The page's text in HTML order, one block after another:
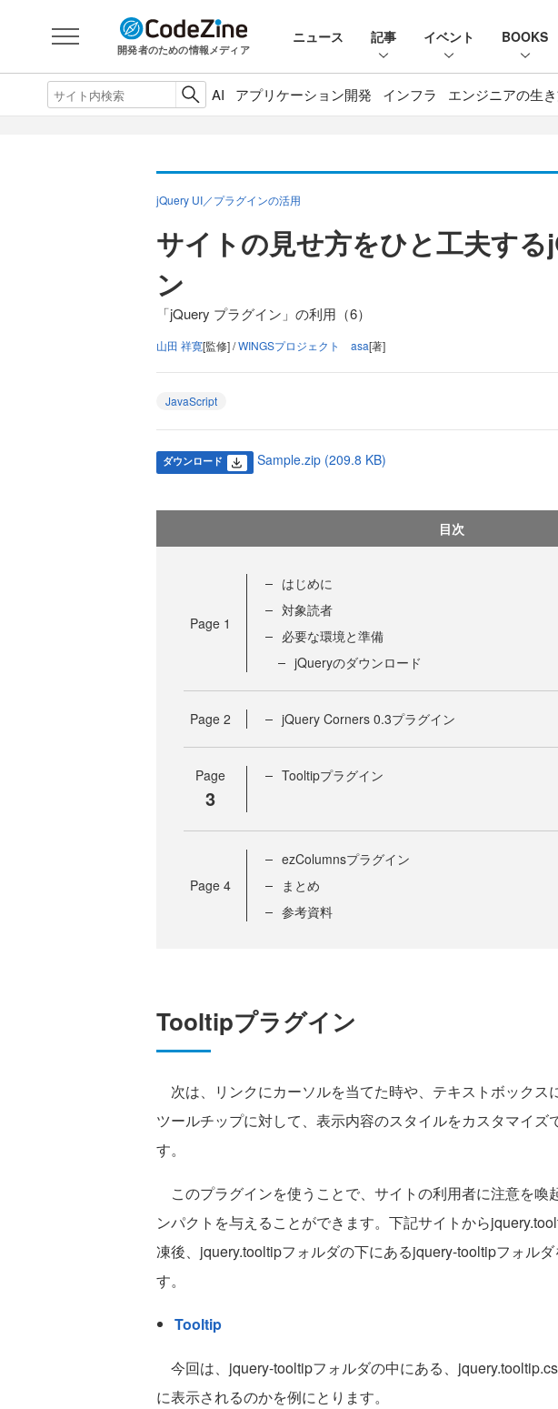
開発者のための情報メディア
ニュース 記事 イベント BOOKS
AI アプリケーション開発 インフラ エンジニアの生
jQuery UI／プラグインの活用
サイトの見せ方をひと工夫す
ン
「jQuery プラグイン」の利用（6）
山田 祥寛[監修] /WINGSプロジェクト asa[著]
JavaScript
ダウンロード Sample.zip (209.8 KB)
目次
Page 1
はじめに
対象読者
必要な環境と準備
jQueryのダウンロード
Page 2 jQuery Corners 0.3プラグイン
Page
3
Tooltipプラグイン
Page 4
ezColumnsプラグイン
まとめ
参考資料
Tooltipプラグイン
次は、リンクにカーソルを当てた時や、テキストボックス
ツールチップに対して、表示内容のスタイルをカスタマイズ
す。
このプラグインを使うことで、サイトの利用者に注意を喚
ンパクトを与えることができます。下記サイトから
凍後、jquery.tooltipフォルダの下にあるjquery-tooltipフォル
す。
Tooltip
今回は、jquery-tooltipフォルダの中にある、
に表示されるのかを例にとります。